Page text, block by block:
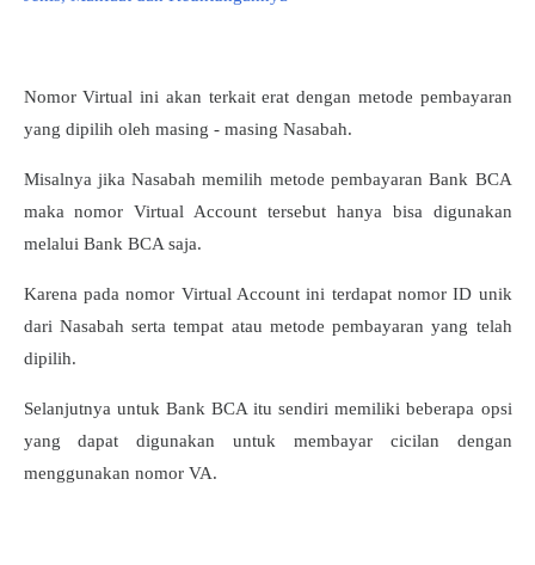
Nomor Virtual ini akan terkait erat dengan metode pembayaran
yang dipilih oleh masing - masing Nasabah.
Misalnya jika Nasabah memilih metode pembayaran Bank BCA
maka nomor Virtual Account tersebut hanya bisa digunakan
melalui Bank BCA saja.
Karena pada nomor Virtual Account ini terdapat nomor ID unik
dari Nasabah serta tempat atau metode pembayaran yang telah
dipilih.
Selanjutnya untuk Bank BCA itu sendiri memiliki beberapa opsi
yang dapat digunakan untuk membayar cicilan dengan
menggunakan nomor VA.